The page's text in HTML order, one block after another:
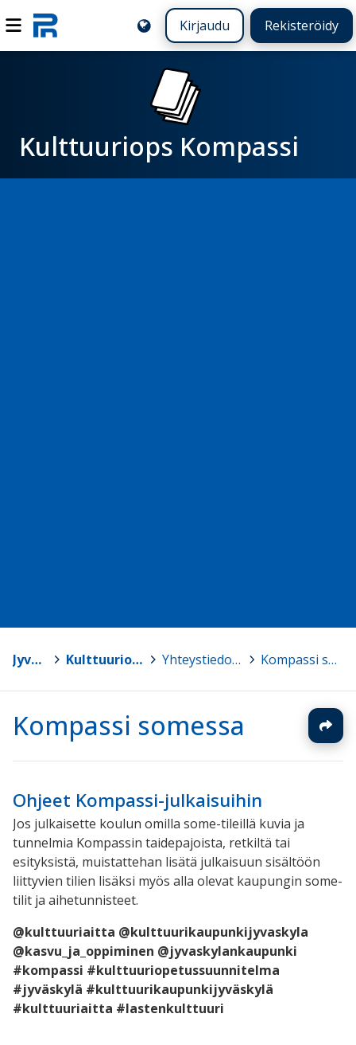
Kirjaudu Rekisteröidy
Kulttuuriops Kompassi
Jyväskylä Kulttuuriops Kompassi > Yhteystiedot ja lisätietoja > Kompassi somessa
Kompassi somessa
Ohjeet Kompassi-julkaisuihin
Jos julkaisette koulun omilla some-tileillä kuvia ja
tunnelmia Kompassin taidepajoista, retkiltä tai
esityksistä, muistattehan lisätä julkaisuun sisältöön
liittyvien tilien lisäksi myös alla olevat kaupungin some-
tilit ja aihetunnisteet.
@kulttuuriaitta @kulttuurikaupunkijyvaskyla
@kasvu_ja_oppiminen @jyvaskylankaupunki
#kompassi #kulttuuriopetussuunnitelma
#jyväskylä #kulttuurikaupunkijyväskylä
#kulttuuriaitta #lastenkulttuuri